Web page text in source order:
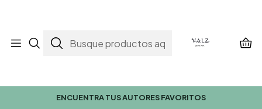
ENCUENTRA TUS AUTORES FAVORITOS